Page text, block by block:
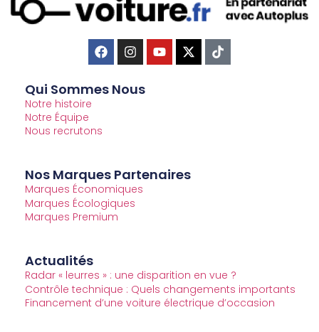
Qui Sommes Nous
Notre histoire
Notre Équipe
Nous recrutons
Nos Marques Partenaires
Marques Économiques
Marques Écologiques
Marques Premium
Actualités
Radar « leurres » : une disparition en vue ?
Contrôle technique : Quels changements importants
Financement d’une voiture électrique d’occasion